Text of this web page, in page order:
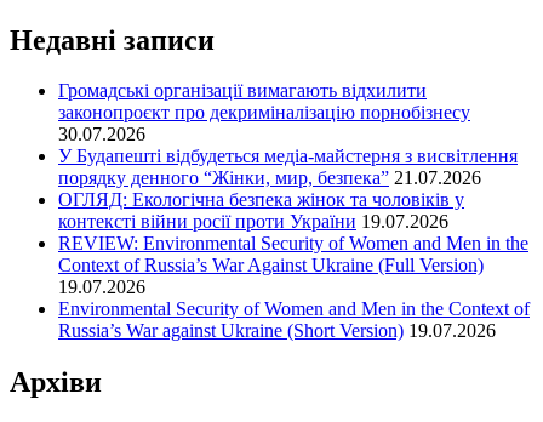
Недавні записи
Громадські організації вимагають відхилити
законопроєкт про декриміналізацію порнобізнесу
30.07.2026
У Будапешті відбудеться медіа-майстерня з висвітлення
порядку денного “Жінки, мир, безпека” 21.07.2026
ОГЛЯД: Екологічна безпека жінок та чоловіків у
контексті війни росії проти України 19.07.2026
REVIEW: Environmental Security of Women and Men in the
Context of Russia’s War Against Ukraine (Full Version)
19.07.2026
Environmental Security of Women and Men in the Context of
Russia’s War against Ukraine (Short Version) 19.07.2026
Архіви